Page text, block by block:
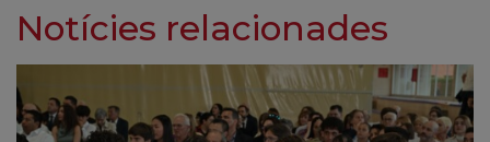
Notícies relacionades